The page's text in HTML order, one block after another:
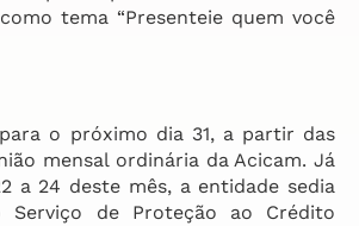
tema “Presenteie quem você
o próximo dia 31, a partir das
mensal ordinária da Acicam. Já
a 24 deste mês, a entidade sedia
Serviço de Proteção ao Crédito